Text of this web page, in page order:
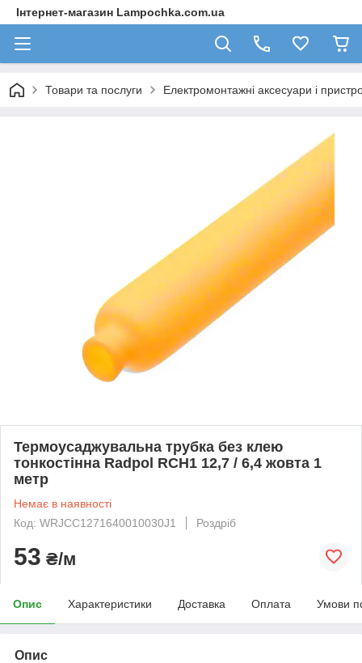
Інтернет-магазин Lampochka.com.ua
Товари та послуги Електромонтажні аксесуари і
Термоусаджувальна трубка без клею
тонкостінна Radpol RCH1 12,7 / 6,4 жовта 1
метр
Немає в наявності
Код: WRJCC1271640010030J1
Роздріб
53 ₴/м
Опис Характеристики Доставка Оплата Умови
Опис